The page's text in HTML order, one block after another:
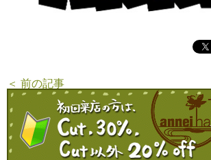
＜ 前の記事